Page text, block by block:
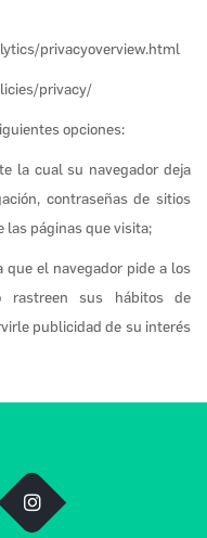
privacyoverview.html
privacy/
opciones:
la cual su navegador deja
contraseñas de sitios
las páginas que visita;
el navegador pide a los
sus hábitos de
publicidad de su interés